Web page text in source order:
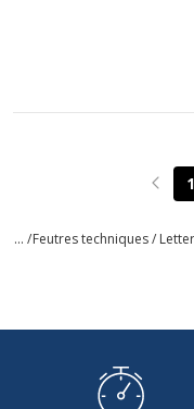
Page1
... /Feutres techniques /